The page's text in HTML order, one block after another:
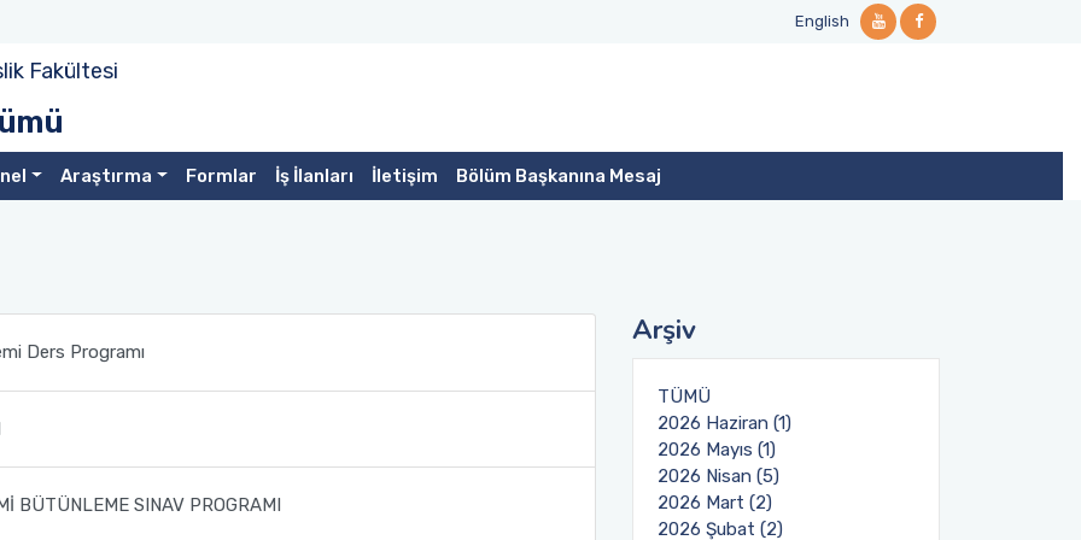
English
Fakültesi
Araştırma Formlar İş İlanları İletişim Bölüm Başkanına Mesaj
Ders Programı
BÜTÜNLEME SINAV PROGRAMI
Arşiv
TÜMÜ
2026 Haziran (1)
2026 Mayıs (1)
2026 Nisan (5)
2026 Mart (2)
2026 Şubat (2)